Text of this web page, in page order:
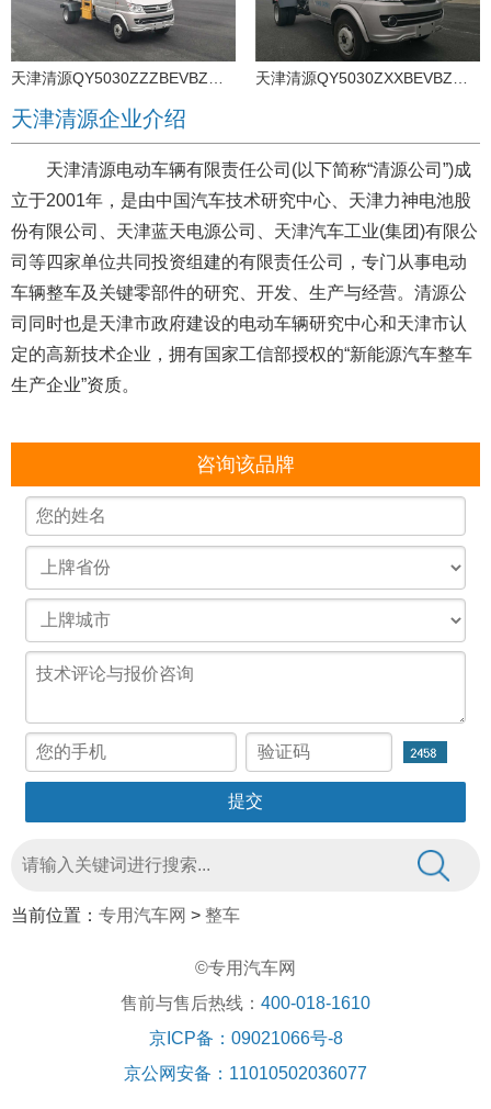
天津清源企业介绍
天津清源电动车辆有限责任公司(以下简称“清源公司”)成
立于2001年，是由中国汽车技术研究中心、天津力神电池股
份有限公司、天津蓝天电源公司、天津汽车工业(集团)有限公
司等四家单位共同投资组建的有限责任公司，专门从事电动
车辆整车及关键零部件的研究、开发、生产与经营。清源公
司同时也是天津市政府建设的电动车辆研究中心和天津市认
定的高新技术企业，拥有国家工信部授权的“新能源汽车整车
生产企业”资质。
咨询该品牌
当前位置： 专用汽车网 > 整车
©专用汽车网
售前与售后热线： 400-018-1610
京ICP备：09021066号-8
京公网安备：11010502036077